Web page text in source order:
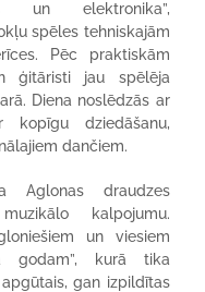
un elektronika”,
spēles tehniskajām
Pēc praktiskām
ģitāristi jau spēlēja
Diena noslēdzās ar
kopīgu dziedāšanu,
dančiem.
Aglonas draudzes
kalpojumu.
un viesiem
godam”, kurā tika
gan izpildītas